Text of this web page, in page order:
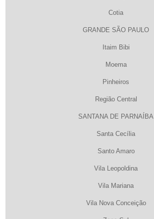
Cotia
GRANDE SÃO PAULO
Itaim Bibi
Moema
Pinheiros
Região Central
SANTANA DE PARNAÍBA
Santa Cecília
Santo Amaro
Vila Leopoldina
Vila Mariana
Vila Nova Conceição